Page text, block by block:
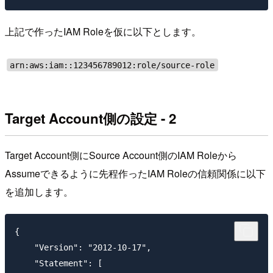
上記で作ったIAM Roleを仮に以下とします。
arn:aws:iam::123456789012:role/source-role
Target Account側の設定 - 2
Target Account側にSource Account側のIAM Roleから
Assumeできるように先程作ったIAM Roleの信頼関係に以下
を追加します。
{
    "Version": "2012-10-17",
    "Statement": [